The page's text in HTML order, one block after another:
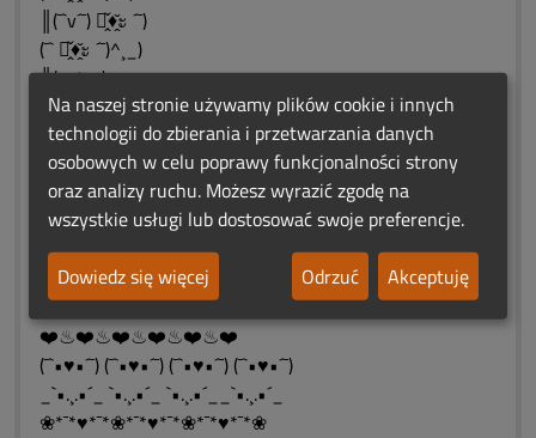
║(¯`v´¯) ะ̭̌♦̭̌ะ ´¯)
(¯` ะ̭̌♦̭̌ะ ´¯)^¸_)
╚(_¸^¸_)
)¯`. ´/`......URODZINOWE
( ░)/-´¯(....ŚWIATEŁKA
`-. /░´ ).....PAMIĘCI
❀*¯*♥*¯*❀*¯*♥*¯*❀*¯*♥*¯*❀
"Niech miłość ta, która wśród
nas żyła,nigdy nie umrze
i będzie wciąż żywa.♨❤️♨
❀*¯*♥*¯*❀*¯*♥*¯*❀*¯*♥*¯*❀
❤️♨❤️♨❤️♨❤️♨❤️♨❤️
(¯`•♥•´¯) (¯`•♥•´¯) (¯`•♥•´¯) (¯`•♥•´¯)
_`•.¸.•´_ `•.¸.•´_ `•.¸.•´__`•.¸.•´_
❀*¯*♥*¯*❀*¯*♥*¯*❀*¯*♥*¯*❀
Na naszej stronie używamy plików cookie i innych
technologii do zbierania i przetwarzania danych
osobowych w celu poprawy funkcjonalności strony
oraz analizy ruchu. Możesz wyrazić zgodę na
wszystkie usługi lub dostosować swoje preferencje.
Dowiedz się więcej
Odrzuć Akceptuję